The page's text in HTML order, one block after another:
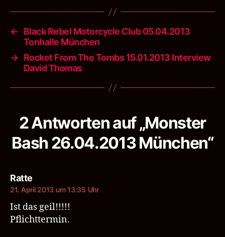
←
Black Rebel Motorcycle Club 05.04.2013
Tonhalle München
→ Rocket From The Tombs 15.01.2013 Interview
David Thomas
2 Antworten auf „Monster
Bash 26.04.2013 München“
Rattesagt:
21. April 2013 um 13:35 Uhr
Ist das geil!!!!!
Pflichttermin.